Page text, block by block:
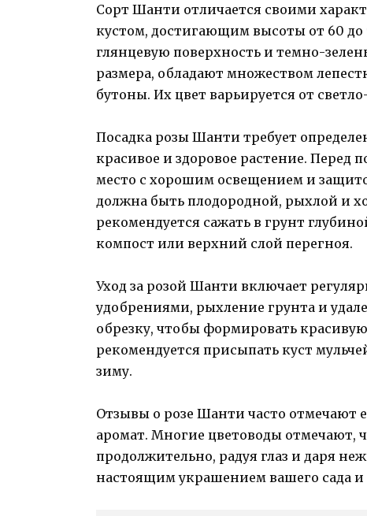
Сорт Шанти отличается своими
кустом, достигающим высоты от 60
глянцевую поверхность и темно-
размера, обладают множеством
бутоны. Их цвет варьируется от
Посадка розы Шанти требует
красивое и здоровое растение. Перед
место с хорошим освещением и
должна быть плодородной, рыхлой и
рекомендуется сажать в грунт
компост или верхний слой перегноя.
Уход за розой Шанти включает
удобрениями, рыхление грунта и
обрезку, чтобы формировать
рекомендуется присыпать куст
зиму.
Отзывы о розе Шанти часто отмечают
аромат. Многие цветоводы отмечают,
продолжительно, радуя глаз и даря
настоящим украшением вашего сада